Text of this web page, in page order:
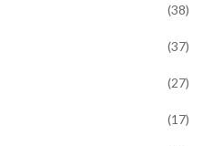
(38)
(37)
(27)
(17)